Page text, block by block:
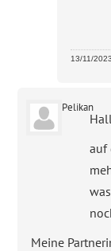
13/11/
Pelikan
auf
Meine